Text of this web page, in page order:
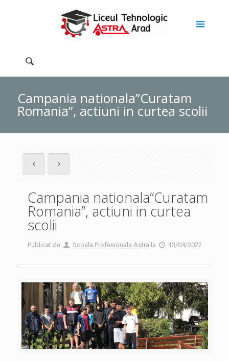
Campania nationala”Curatam
Romania”, actiuni in curtea scolii
Campania nationala”Curatam
Romania”, actiuni in curtea
scolii
Publicat de Scoala Profesionala Astra la 13/04/2022